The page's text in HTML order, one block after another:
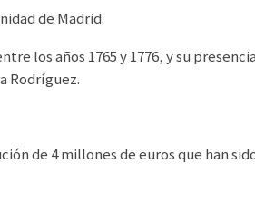
de Madrid.
los años 1765 y 1776, y su
Rodríguez.
de 4 millones de euros que han